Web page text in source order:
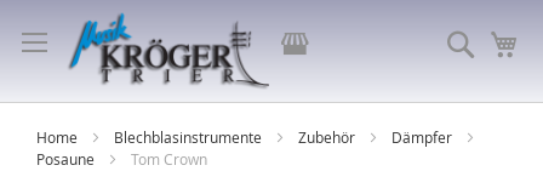
zum
Inhalt
Store
auswählen
Suche
Home Blechblasinstrumente Zubehör
Dämpfer
Posaune
Tom Crown